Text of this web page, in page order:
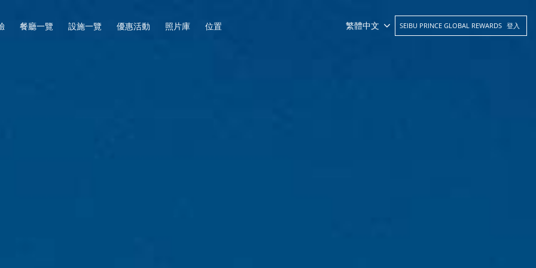
餐廳一覽 設施一覽 優惠活動 照片庫 位置 繁體中文 SEIBU PRINCE GLOBAL REWARDS 登入